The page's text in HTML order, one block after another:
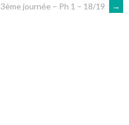
3ème journée – Ph 1 – 18/19 →